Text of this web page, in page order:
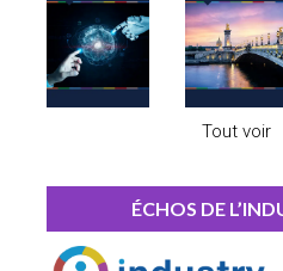
Tout voir
ÉCHOS DE